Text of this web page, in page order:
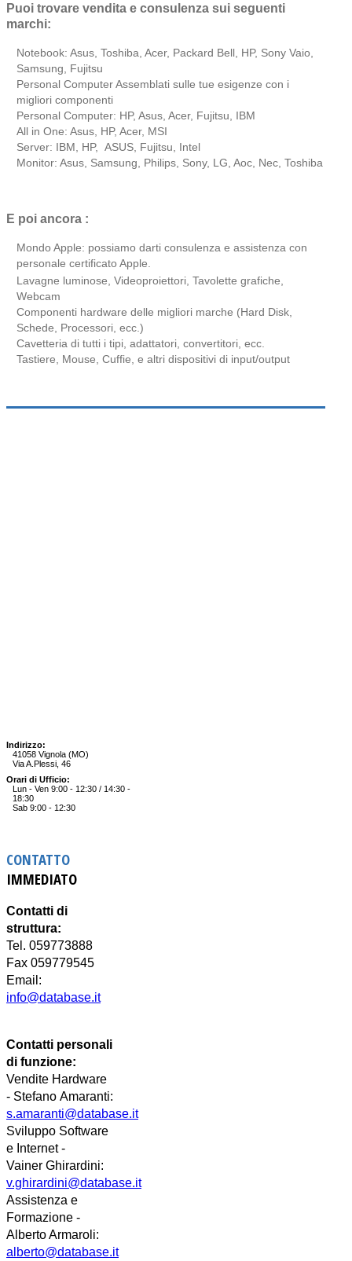
Puoi trovare vendita e consulenza sui seguenti
marchi:
Notebook: Asus, Toshiba, Acer, Packard Bell, HP, Sony Vaio,
Samsung, Fujitsu
Personal Computer Assemblati sulle tue esigenze con i
migliori componenti
Personal Computer: HP, Asus, Acer, Fujitsu, IBM
All in One: Asus, HP, Acer, MSI
Server: IBM, HP, ASUS, Fujitsu, Intel
Monitor: Asus, Samsung, Philips, Sony, LG, Aoc, Nec, Toshiba
E poi ancora :
Mondo Apple: possiamo darti consulenza e assistenza con
personale certificato Apple.
Lavagne luminose, Videoproiettori, Tavolette grafiche,
Webcam
Componenti hardware delle migliori marche (Hard Disk,
Schede, Processori, ecc.)
Cavetteria di tutti i tipi, adattatori, convertitori, ecc.
Tastiere, Mouse, Cuffie, e altri dispositivi di input/output
Indirizzo:
41058 Vignola (MO)
Via A.Plessi, 46
Orari di Ufficio:
Lun - Ven 9:00 - 12:30 / 14:30 -
18:30
Sab 9:00 - 12:30
CONTATTO
IMMEDIATO
Contatti di
struttura:
Tel. 059773888
Fax 059779545
Email:
info@database.it
Contatti personali
di funzione:
Vendite Hardware
- Stefano Amaranti:
s.amaranti@database.it
Sviluppo Software
e Internet -
Vainer Ghirardini:
v.ghirardini@database.it
Assistenza e
Formazione -
Alberto Armaroli:
alberto@database.it